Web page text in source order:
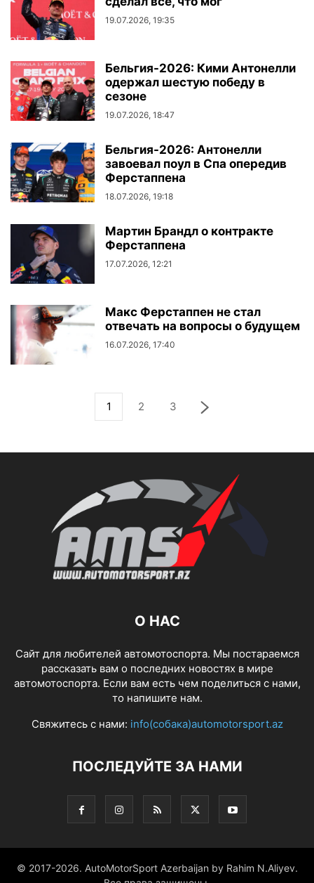
19.07.2026, 19:35
Бельгия-2026: Кими Антонелли
одержал шестую победу в
сезоне
19.07.2026, 18:47
Бельгия-2026: Антонелли
завоевал поул в Спа опередив
Ферстаппена
18.07.2026, 19:18
Мартин Брандл о контракте
Ферстаппена
17.07.2026, 12:21
Макс Ферстаппен не стал
отвечать на вопросы о будущем
16.07.2026, 17:40
1 2 3
О НАС
Сайт для любителей автомотоспорта. Мы постараемся
рассказать вам о последних новостях в мире
автомотоспорта. Если вам есть чем поделиться с нами,
то напишите нам.
Свяжитесь с нами: info(собака)automotorsport.az
ПОСЛЕДУЙТЕ ЗА НАМИ
© 2017-2026. AutoMotorSport Azerbaijan by Rahim N.Aliyev.